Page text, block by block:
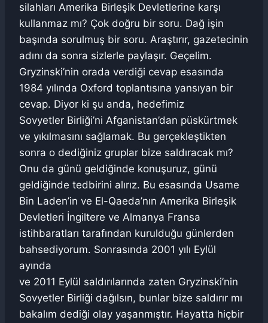
silahları Amerika Birleşik Devletlerine karşı
kullanmaz mı? Çok doğru bir soru. Dağ işin
başında sorulmuş bir soru. Araştırır, gazetecinin
adını da sonra sizlerle paylaşır. Geçelim.
Gryzinski’nin orada verdiği cevap esasında
1984 yılında Oxford toplantısına yansıyan bir
cevap. Diyor ki şu anda, hedefimiz
Sovyetler Birliği’ni Afganistan’dan püskürtmek
ve yıkılmasını sağlamak. Bu gerçekleştikten
sonra o dediğiniz gruplar bize saldıracak mı?
Onu da günü geldiğinde konuşuruz, günü
geldiğinde tedbirini alırız. Bu esasında Usame
Bin Laden’in ve El-Qaeda’nın Amerika Birleşik
Devletleri İngiltere ve Almanya Fransa
istihbaratları tarafından kurulduğu günlerden
bahsediyorum. Sonrasında 2001 yılı Eylül
ayında
ve 2011 Eylül saldırılarında zaten Gryzinski’nin
Sovyetler Birliği dağılsın, bunlar bize saldırır mı
bakalım dediği olay yaşanmıştır. Hayatta hiçbir